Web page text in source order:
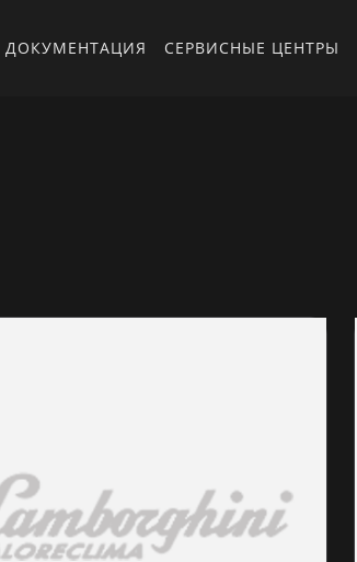
ДОКУМЕНТАЦИЯ СЕРВИСНЫЕ ЦЕНТРЫ